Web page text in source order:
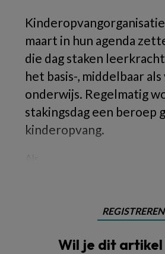
maart in hun agenda
die dag staken
het basis-, middelbaar
onderwijs. Regelmatig
stakingsdag een beroep
kinderopvang.
REGISTREREN
Wil je dit artikel